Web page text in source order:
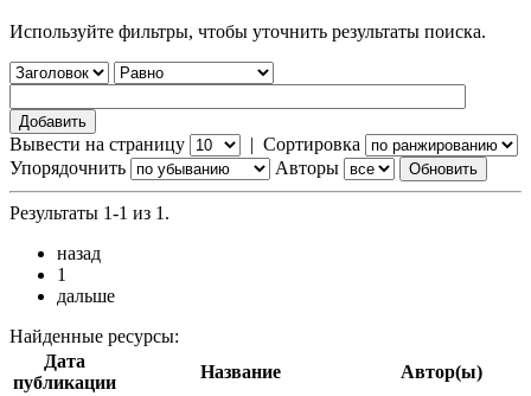
Используйте фильтры, чтобы уточнить результаты поиска.
Вывести на страницу | Сортировка
Упорядочнить
Авторы
Результаты 1-1 из 1.
назад
1
дальше
Найденные ресурсы:
Дата
публикации
Название Автор(ы)